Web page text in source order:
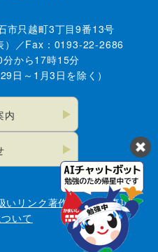
只越町3丁目9番13号
／Fax：0193-22-2686
から17時15分
日～1月3日を除く）
内
い リンク著作権・免責事項
いて